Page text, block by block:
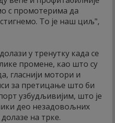
с промотерима да
То је наш циљ",
у тренутку када се
промене, као што су
гласнији мотори и
за претицање што би
узбудљивијим, што је
део незадовољних
на трке.